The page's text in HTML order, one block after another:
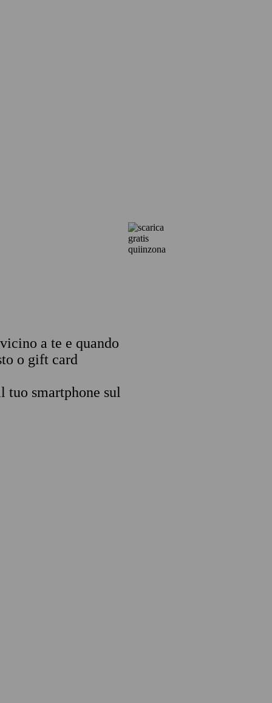
a te e quando
o gift card
tuo smartphone sul